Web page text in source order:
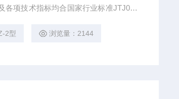
项技术指标均合国家行业标准JTJ052-
2型 浏览量：2144